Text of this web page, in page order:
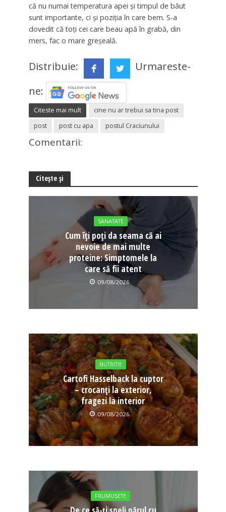
că nu numai temperatura apei și timpul de băut
sunt importante, ci și poziția în care bem. S-a
dovedit că toți cei care beau apă în grabă, din
mers, fac o mare greșeală.
Distribuie:
Urmareste-
ne:
Citeste mai mult
cine nu ar trebui sa tina post
post
post cu apa postul Craciunului
Comentarii:
Citește și
SANATATE
Cum îți poți da seama că ai
nevoie de mai multe
proteine: Simptomele la
care să fii atent
09/08/2026
NUTRITIE
Cartofi Hasselback la cuptor
– crocanți la exterior,
fragezi la interior
09/08/2026
FRUMUSETE